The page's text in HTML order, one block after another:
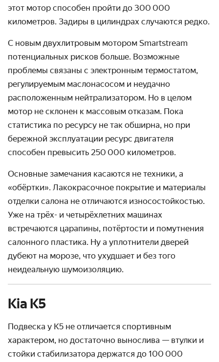
этот мотор способен пройти до 300 000
километров. Задиры в цилиндрах случаются редко.
С новым двухлитровым мотором Smartstream
потенциальных рисков больше. Возможные
проблемы связаны с электронным термостатом,
регулируемым маслонасосом и неудачно
расположенным нейтрализатором. Но в целом
мотор не склонен к массовым отказам. Пока
статистика по ресурсу не так обширна, но при
бережной эксплуатации ресурс двигателя
способен превысить 250 000 километров.
Основные замечания касаются не техники, а
«обёртки». Лакокрасочное покрытие и материалы
отделки салона не отличаются износостойкостью.
Уже на трёх- и четырёхлетних машинах
встречаются царапины, потёртости и помутнения
салонного пластика. Ну а уплотнители дверей
дубеют на морозе, что ухудшает и без того
неидеальную шумоизоляцию.
Kia K5
Подвеска у K5 не отличается спортивным
характером, но достаточно вынослива — втулки и
стойки стабилизатора держатся до 100 000